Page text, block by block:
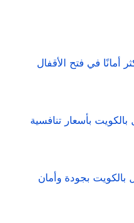
أمانًا في فتح الأقفال
بأسعار تنافسية
بجودة وأمان